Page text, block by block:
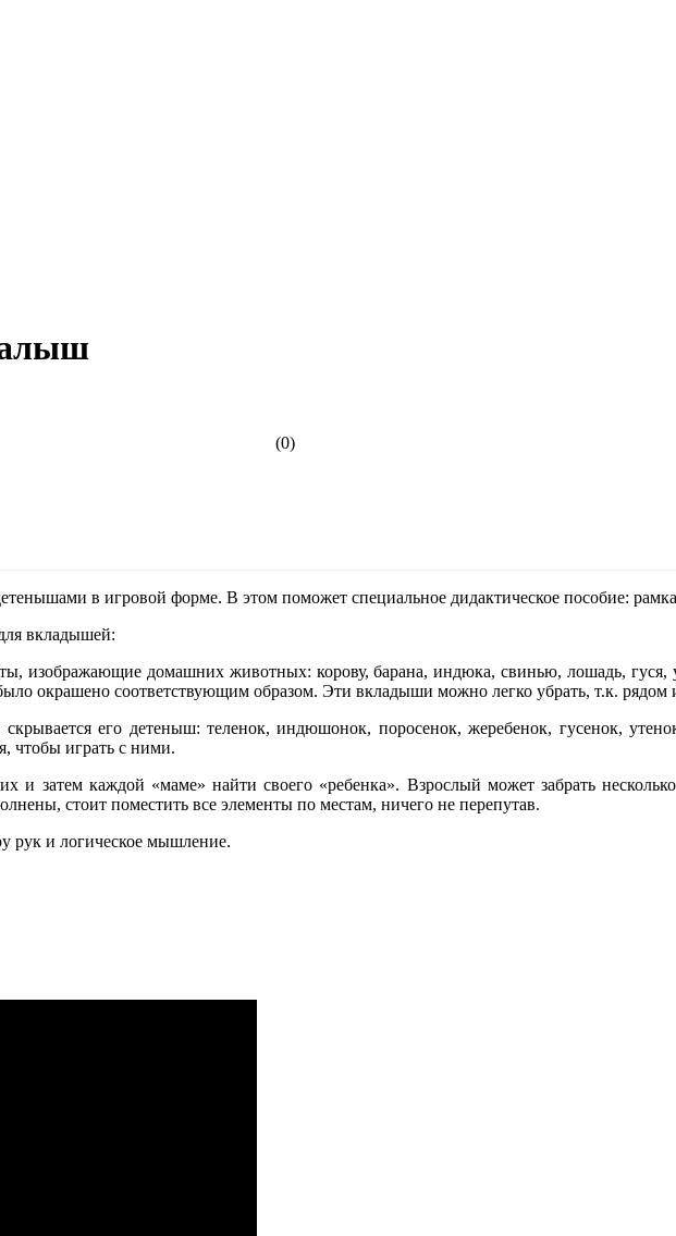
(0)
в игровой форме. В этом поможет специальное дидактическое пособие:
вкладышей:
изображающие домашних животных: корову, барана, индюка, свинью, лошадь, гуся,
окрашено соответствующим образом. Эти вкладыши можно легко убрать, т.к. рядом
его детеныш: теленок, индюшонок, поросенок, жеребенок, гусенок,
чтобы играть с ними.
и затем каждой «маме» найти своего «ребенка». Взрослый может забрать
стоит поместить все элементы по местам, ничего не перепутав.
рук и логическое мышление.